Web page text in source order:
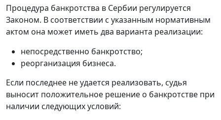
Процедура банкротства в Сербии регулируется
Законом. В соответствии с указанным нормативным
актом она может иметь два варианта реализации:
непосредственно банкротство;
реорганизация бизнеса.
Если последнее не удается реализовать, судья
выносит положительное решение о банкротстве при
наличии следующих условий: